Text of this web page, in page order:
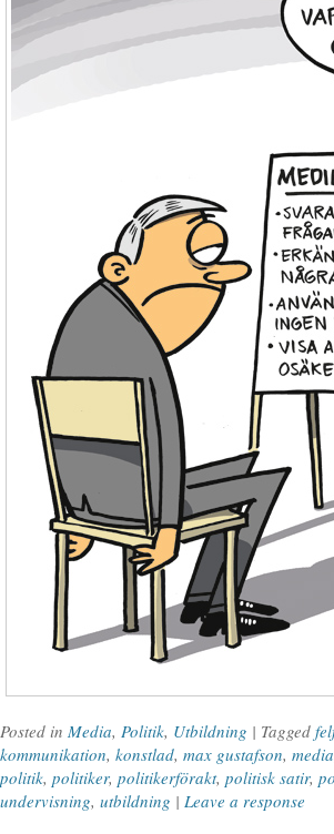
Posted in Media, Politik, Utbildning | Tagged
kommunikation, konstlad, max gustafson, media
politik, politiker, politikerförakt, politisk satir,
undervisning, utbildning | Leave a response